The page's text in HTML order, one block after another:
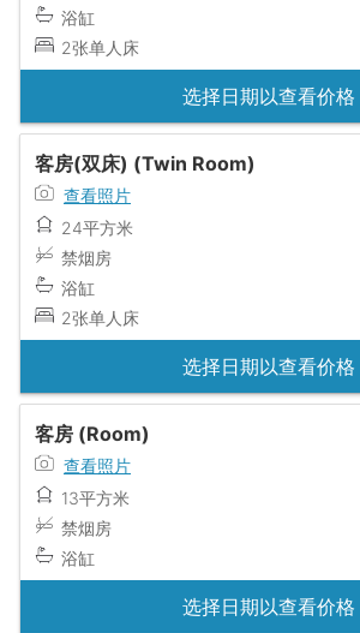
浴缸
2张单人床
选择日期以查看价格
客房(双床) (Twin Room)
查看照片
24平方米
禁烟房
浴缸
2张单人床
选择日期以查看价格
客房 (Room)
查看照片
13平方米
禁烟房
浴缸
选择日期以查看价格